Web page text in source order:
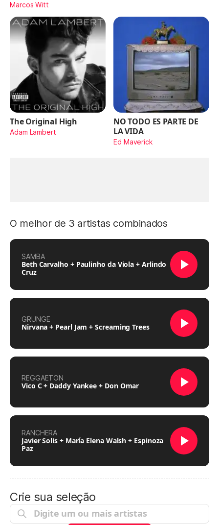
Marcos Witt
The Original High
Adam Lambert
NO TODO ES PARTE DE
LA VIDA
Ed Maverick
O melhor de 3 artistas combinados
SAMBA
Beth Carvalho + Paulinho da Viola + Arlindo
Cruz
GRUNGE
Nirvana + Pearl Jam + Screaming Trees
REGGAETON
Vico C + Daddy Yankee + Don Omar
RANCHERA
Javier Solis + María Elena Walsh + Espinoza
Paz
Crie sua seleção